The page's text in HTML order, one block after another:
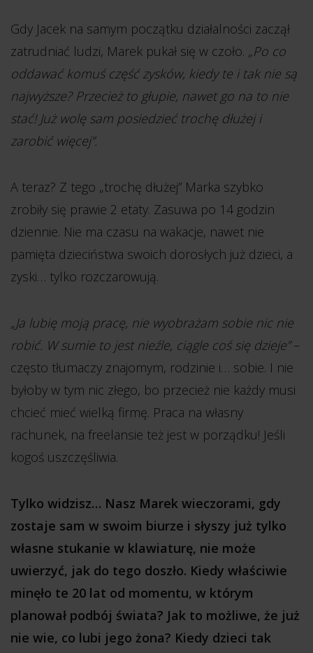
Gdy Jacek na samym początku działalności zaczął
zatrudniać ludzi, Marek pukał się w czoło. „Po co
oddawać komuś część zysków, kiedy te i tak nie są
najwyższe? Przecież to głupie, nawet go na to nie
stać! Już wolę sam posiedzieć trochę dłużej i
zarobić więcej”.
A teraz? Z tego „trochę dłużej” Marka szybko
zrobiły się prawie 2 etaty. Zasuwa po 14 godzin
dziennie. Nie ma czasu na wakacje, nawet nie
pamięta dzieciństwa swoich dorosłych już dzieci, a
zyski… tylko rozczarowują.
„Ja lubię moją pracę, nie wyobrażam sobie nic nie
robić. W sumie to jest nieźle, ciągle coś się dzieje”–
często tłumaczy znajomym, rodzinie i… sobie. I nie
byłoby w tym nic złego, bo przecież nie każdy musi
chcieć mieć wielką firmę. Praca na własny
rachunek, na freelansie też jest w porządku! Jeśli
kogoś uszczęśliwia.
Tylko widzisz… Nasz Marek wieczorami, gdy
zostaje sam w swoim biurze i słyszy już tylko
własne stukanie w klawiaturę, nie może
uwierzyć, jak do tego doszło. Kiedy właściwie
minęło te 20 lat od momentu, w którym
planował podbój świata? Jak to możliwe, że już
nie wie, co lubi jego żona? Kiedy dzieci tak